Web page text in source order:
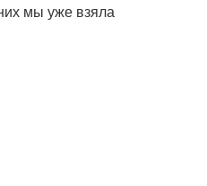
мы уже взяла